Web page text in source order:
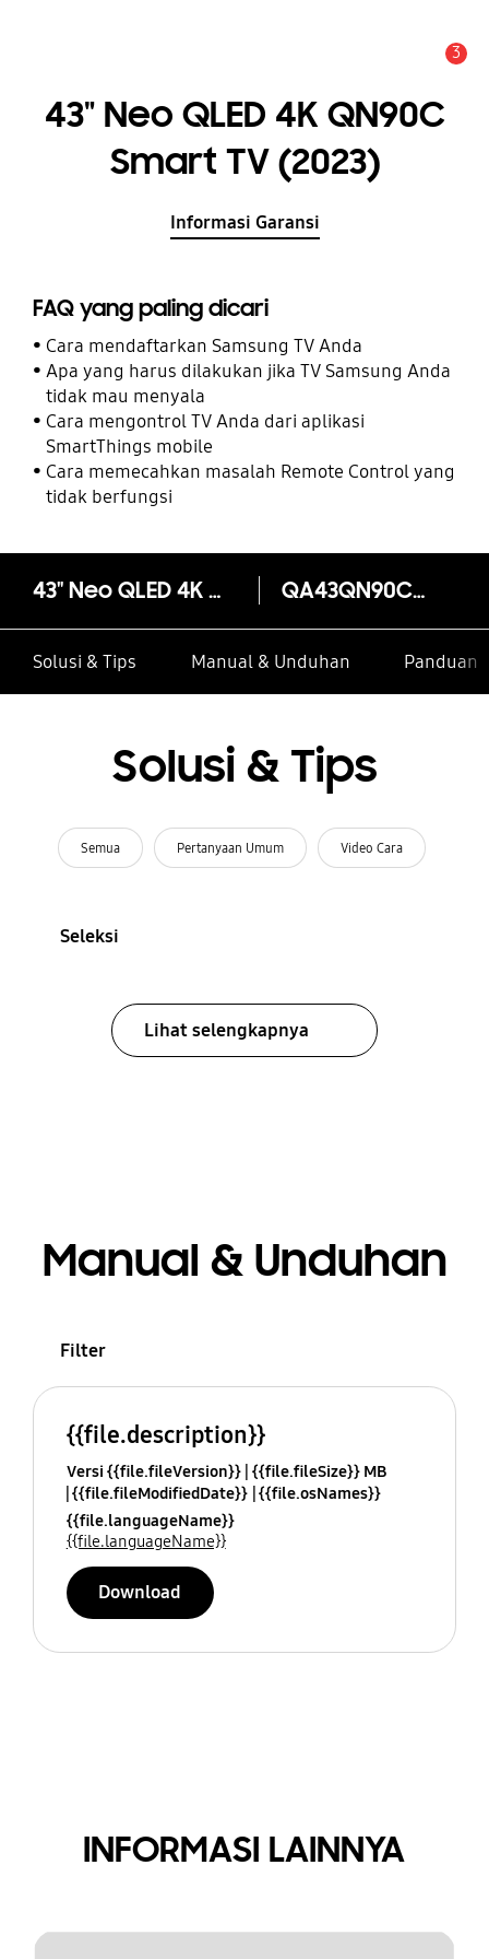
3
43" Neo QLED 4K QN90C
Smart TV (2023)
Informasi Garansi
FAQ yang paling dicari
Cara mendaftarkan Samsung TV Anda
Apa yang harus dilakukan jika TV Samsung Anda
tidak mau menyala
Cara mengontrol TV Anda dari aplikasi
SmartThings mobile
Cara memecahkan masalah Remote Control yang
tidak berfungsi
43" Neo QLED 4K QN90C Smart TV (2023) QA43QN90CAK
Solusi & Tips Manual & Unduhan Panduan
Solusi & Tips
Semua Pertanyaan Umum Video Cara
Seleksi
Lihat selengkapnya
Manual & Unduhan
Filter
{{file.description}}
Versi {{file.fileVersion}} {{file.fileSize}} MB
{{file.fileModifiedDate}} {{file.osNames}}
{{file.languageName}}
{{file.languageName}}
Download
INFORMASI LAINNYA